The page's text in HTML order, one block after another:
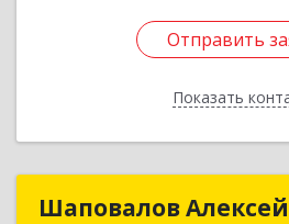
Отправить
Показать
Отправить
Назад
Шаповалов Алексей